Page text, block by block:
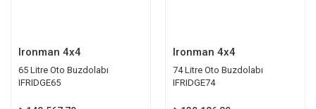
Ironman 4x4
65 Litre Oto Buzdolabı
IFRIDGE65
Ironman 4x4
74 Litre Oto Buzdolabı
IFRIDGE74